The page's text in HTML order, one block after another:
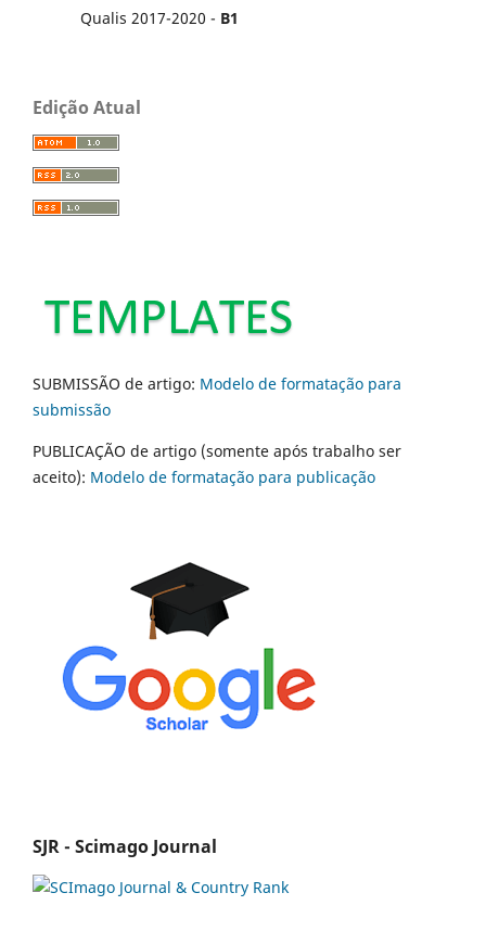
Qualis 2017-2020 - B1
Edição Atual
SUBMISSÃO de artigo: Modelo de formatação para
submissão
PUBLICAÇÃO de artigo (somente após trabalho ser
aceito): Modelo de formatação para publicação
SJR - Scimago Journal